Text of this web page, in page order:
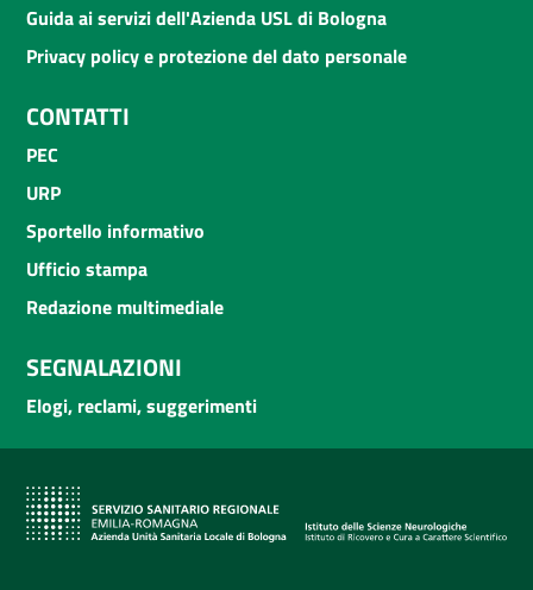
Guida ai servizi dell'Azienda USL di Bologna
Privacy policy e protezione del dato personale
CONTATTI
PEC
URP
Sportello informativo
Ufficio stampa
Redazione multimediale
SEGNALAZIONI
Elogi, reclami, suggerimenti